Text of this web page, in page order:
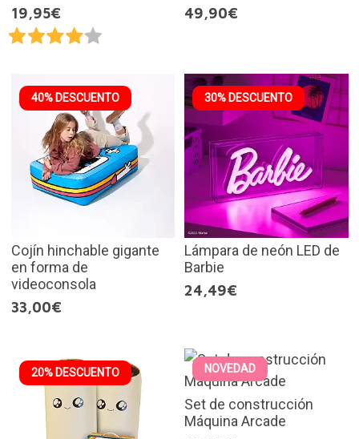
19,95€
49,90€
40% DESCUENTO
Cojín hinchable gigante
en forma de
videoconsola
33,00€
30% DESCUENTO
Lámpara de neón LED de
Barbie
24,49€
20% DESCUENTO NOVEDAD
Set de construcción
Máquina Arcade